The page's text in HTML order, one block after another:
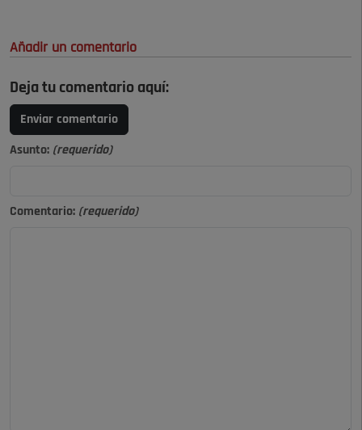
Añadir un comentario
Deja tu comentario aquí:
Enviar comentario
Asunto: (requerido)
Comentario: (requerido)